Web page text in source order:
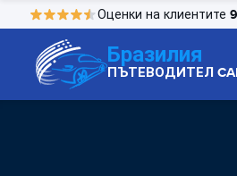
Оценки на клиентите
Бразилия
ПЪТЕВОДИТЕЛ